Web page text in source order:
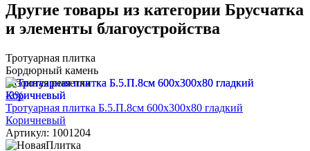
Другие товары из категории Брусчатка
и элементы благоустройства
Тротуарная плитка
Бордюрный камень
Газонная решетка
-3%
Тротуарная плитка Б.5.П.8см 600х300х80 гладкий
Коричневый
Артикул: 1001204